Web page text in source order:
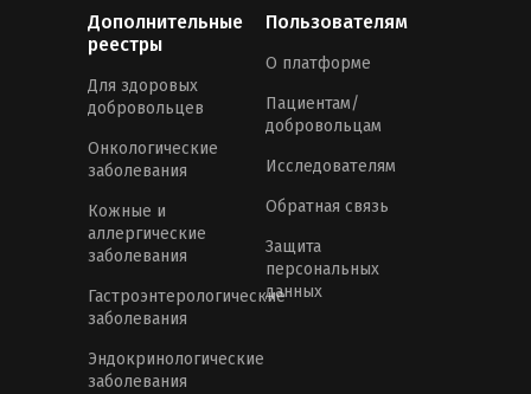
Дополнительные
реестры
Для здоровых
добровольцев
Онкологические
заболевания
Кожные и
аллергические
заболевания
Гастроэнтерологические
заболевания
Эндокринологические
заболевания
Пользователям
О платформе
Пациентам/
добровольцам
Исследователям
Обратная связь
Защита
персональных
данных